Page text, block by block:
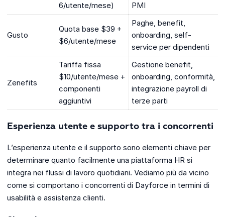
6/utente/mese)
PMI
Gusto
Quota base $39 +
$6/utente/mese
Paghe, benefit,
onboarding, self-
service per dipendenti
Zenefits
Tariffa fissa
$10/utente/mese +
componenti
aggiuntivi
Gestione benefit,
onboarding, conformità,
integrazione payroll di
terze parti
Esperienza utente e supporto tra i concorrenti
L’esperienza utente e il supporto sono elementi chiave per
determinare quanto facilmente una piattaforma HR si
integra nei flussi di lavoro quotidiani. Vediamo più da vicino
come si comportano i concorrenti di Dayforce in termini di
usabilità e assistenza clienti.